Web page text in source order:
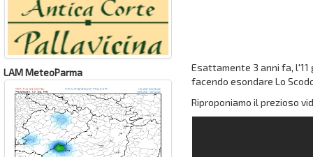
LAM MeteoParma
Esattamente 3 anni fa,
facendo esondare Lo
Riproponiamo il prezioso